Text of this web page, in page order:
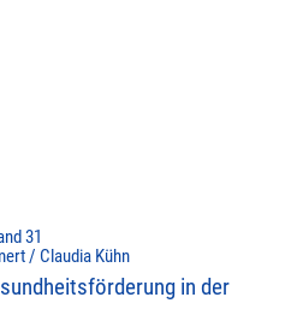
31
/ Claudia Kühn
in der